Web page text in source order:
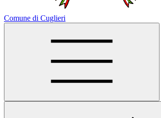
Comune di Cuglieri